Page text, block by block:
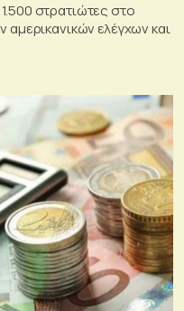
στρατιώτες στο
ελέγχων και